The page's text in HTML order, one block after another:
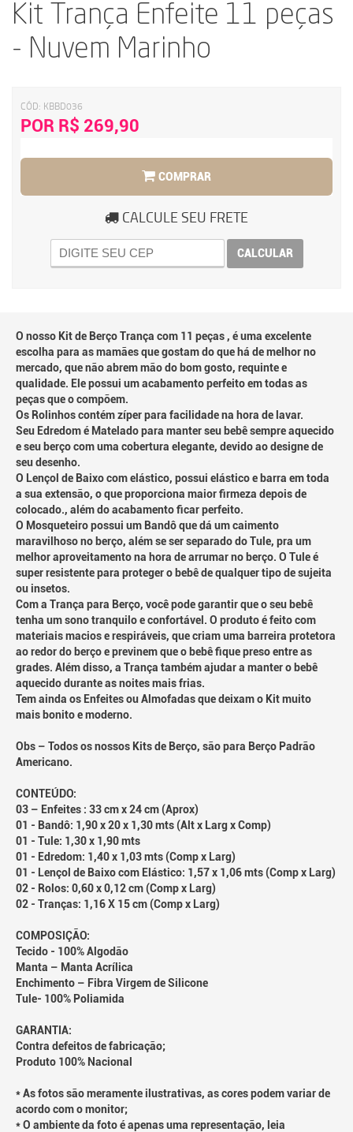
Kit Trança Enfeite 11 peças
- Nuvem Marinho
CÓD: KBBD036
POR R$ 269,90
COMPRAR
CALCULE SEU FRETE
CALCULAR
O nosso Kit de Berço Trança com 11 peças , é uma excelente
escolha para as mamães que gostam do que há de melhor no
mercado, que não abrem mão do bom gosto, requinte e
qualidade. Ele possui um acabamento perfeito em todas as
peças que o compõem.
Os Rolinhos contém zíper para facilidade na hora de lavar.
Seu Edredom é Matelado para manter seu bebê sempre aquecido
e seu berço com uma cobertura elegante, devido ao designe de
seu desenho.
O Lençol de Baixo com elástico, possui elástico e barra em toda
a sua extensão, o que proporciona maior firmeza depois de
colocado., além do acabamento ficar perfeito.
O Mosqueteiro possui um Bandô que dá um caimento
maravilhoso no berço, além se ser separado do Tule, pra um
melhor aproveitamento na hora de arrumar no berço. O Tule é
super resistente para proteger o bebê de qualquer tipo de sujeita
ou insetos.
Com a Trança para Berço, você pode garantir que o seu bebê
tenha um sono tranquilo e confortável. O produto é feito com
materiais macios e respiráveis, que criam uma barreira protetora
ao redor do berço e previnem que o bebê fique preso entre as
grades. Além disso, a Trança também ajudar a manter o bebê
aquecido durante as noites mais frias.
Tem ainda os Enfeites ou Almofadas que deixam o Kit muito
mais bonito e moderno.
Obs – Todos os nossos Kits de Berço, são para Berço Padrão
Americano.
CONTEÚDO:
03 – Enfeites : 33 cm x 24 cm (Aprox)
01 - Bandô: 1,90 x 20 x 1,30 mts (Alt x Larg x Comp)
01 - Tule: 1,30 x 1,90 mts
01 - Edredom: 1,40 x 1,03 mts (Comp x Larg)
01 - Lençol de Baixo com Elástico: 1,57 x 1,06 mts (Comp x Larg)
02 - Rolos: 0,60 x 0,12 cm (Comp x Larg)
02 - Tranças: 1,16 X 15 cm (Comp x Larg)
COMPOSIÇÃO:
Tecido - 100% Algodão
Manta – Manta Acrílica
Enchimento – Fibra Virgem de Silicone
Tule- 100% Poliamida
GARANTIA:
Contra defeitos de fabricação;
Produto 100% Nacional
* As fotos são meramente ilustrativas, as cores podem variar de
acordo com o monitor;
* O ambiente da foto é apenas uma representação, leia